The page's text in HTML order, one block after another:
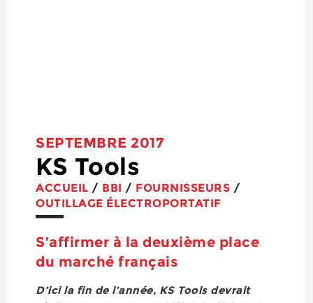
SEPTEMBRE 2017
KS Tools
ACCUEIL / BBI / FOURNISSEURS /
OUTILLAGE ÉLECTROPORTATIF
S’affirmer à la deuxième place
du marché français
D’ici la fin de l’année, KS Tools devrait